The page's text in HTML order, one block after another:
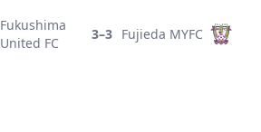
Fukushima
United FC
3–3 Fujieda MYFC